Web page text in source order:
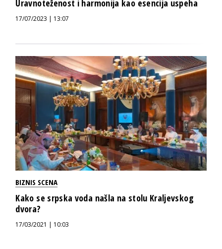
Uravnoteženost i harmonija kao esencija uspeha
17/07/2023 | 13:07
BIZNIS SCENA
Kako se srpska voda našla na stolu Kraljevskog
dvora?
17/03/2021 | 10:03